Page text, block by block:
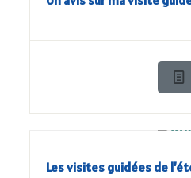
Les visites guidées de